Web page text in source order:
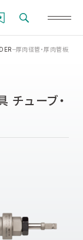
厚肉径管・厚肉管板用
チューブ・